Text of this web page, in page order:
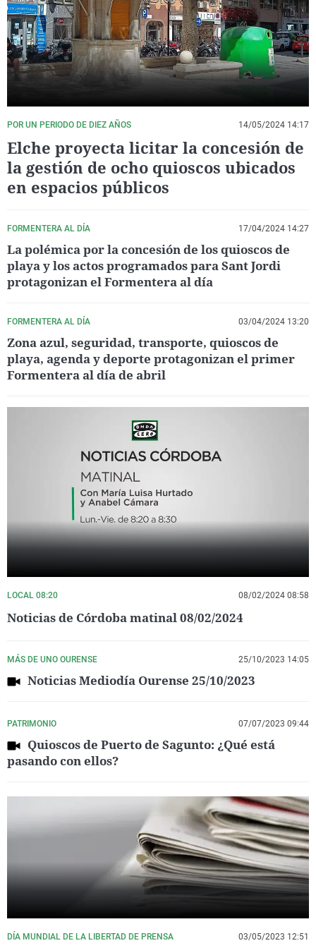
La rosa de los vientos
Gente viajera
Como el perro y el
Caso
Retornados
Equipo de
Operación Viuda
Extremadura
Galicia
La Rioja
Navarra
País Vasco
Virales
Televisión
Elecciones
POR UN PERIODO DE DIEZ AÑOS 14/05/2024 14:17
Elche proyecta licitar la concesión de
la gestión de ocho quioscos ubicados
en espacios públicos
FORMENTERA AL DÍA 17/04/2024 14:27
La polémica por la concesión de los quioscos de
playa y los actos programados para Sant Jordi
protagonizan el Formentera al día
FORMENTERA AL DÍA 03/04/2024 13:20
Zona azul, seguridad, transporte, quioscos de
playa, agenda y deporte protagonizan el primer
Formentera al día de abril
LOCAL 08:20 08/02/2024 08:58
Noticias de Córdoba matinal 08/02/2024
MÁS DE UNO OURENSE 25/10/2023 14:05
Noticias Mediodía Ourense 25/10/2023
PATRIMONIO 07/07/2023 09:44
Quioscos de Puerto de Sagunto: ¿Qué está
pasando con ellos?
DÍA MUNDIAL DE LA LIBERTAD DE PRENSA 03/05/2023 12:51